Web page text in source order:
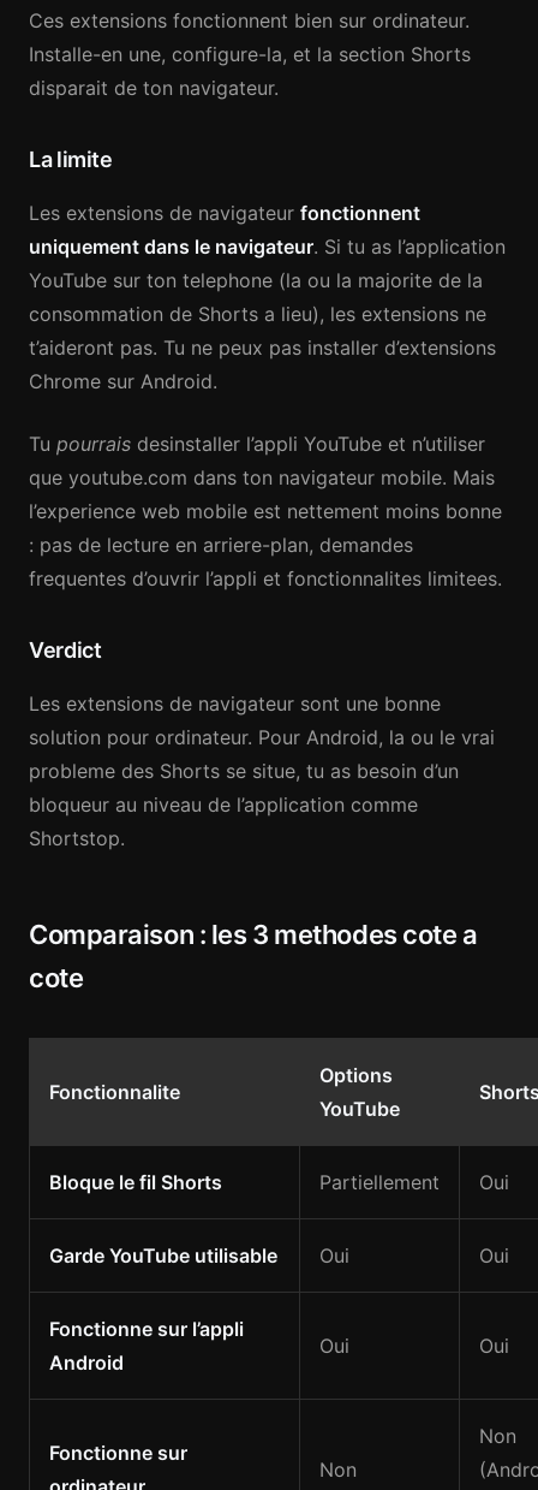
Ces extensions fonctionnent bien sur ordinateur.
Installe-en une, configure-la, et la section Shorts
disparait de ton navigateur.
La limite
Les extensions de navigateur fonctionnent
uniquement dans le navigateur. Si tu as l’application
YouTube sur ton telephone (la ou la majorite de la
consommation de Shorts a lieu), les extensions ne
t’aideront pas. Tu ne peux pas installer d’extensions
Chrome sur Android.
Tu pourrais desinstaller l’appli YouTube et n’utiliser
que youtube.com dans ton navigateur mobile. Mais
l’experience web mobile est nettement moins bonne
: pas de lecture en arriere-plan, demandes
frequentes d’ouvrir l’appli et fonctionnalites limitees.
Verdict
Les extensions de navigateur sont une bonne
solution pour ordinateur. Pour Android, la ou le vrai
probleme des Shorts se situe, tu as besoin d’un
bloqueur au niveau de l’application comme
Shortstop.
Comparaison : les 3 methodes cote a
cote
Fonctionnalite
Options
YouTube
Bloque le fil Shorts Partiellement Oui
Garde YouTube utilisable Oui Oui
Fonctionne sur l’appli
Android
Oui Oui
Fonctionne sur
Non
Non